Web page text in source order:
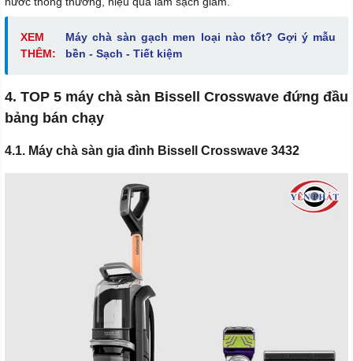
XEM
THÊM:
Máy chà sàn gạch men loại nào tốt? Gợi ý mẫu
bền - Sạch - Tiết kiệm
4. TOP 5 máy chà sàn Bissell Crosswave đứng đầu
bảng bán chạy
4.1. Máy chà sàn gia đình Bissell Crosswave 3432